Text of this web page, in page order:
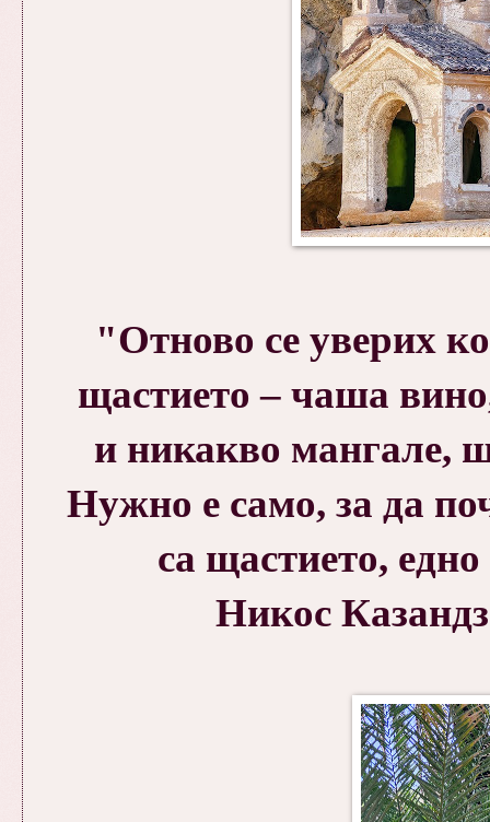
"Отново се уверих
щастието – чаша
и никакво мангале,
Нужно е само, за да
са щастието,
Никос